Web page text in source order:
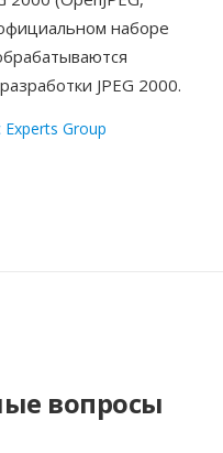
наборе
JPEG 2000.
Group
вопросы